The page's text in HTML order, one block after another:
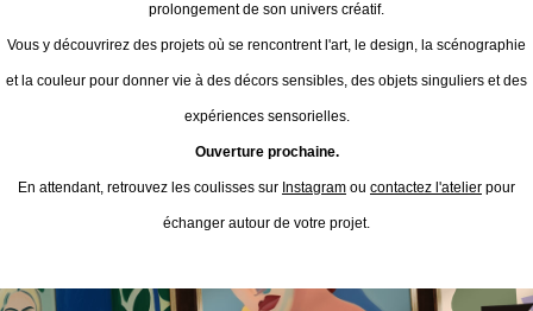
prolongement de son univers créatif.
Vous y découvrirez des projets où se rencontrent l'art, le design, la scénographie
et la couleur pour donner vie à des décors sensibles, des objets singuliers et des
expériences sensorielles.
Ouverture prochaine.
En attendant, retrouvez les coulisses sur Instagram ou contactez l'atelier pour
échanger autour de votre projet.